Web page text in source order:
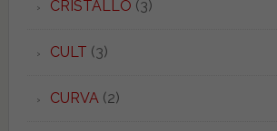
CRISTALLO (3)
CULT (3)
CURVA(2)